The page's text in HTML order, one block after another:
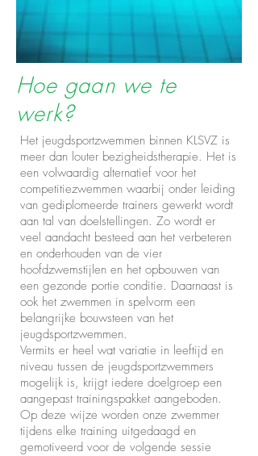
Hoe gaan we te
werk?
Het jeugdsportzwemmen binnen KLSVZ is
meer dan louter bezigheidstherapie. Het is
een volwaardig alternatief voor het
competitiezwemmen waarbij onder leiding
van gediplomeerde trainers gewerkt wordt
aan tal van doelstellingen. Zo wordt er
veel aandacht besteed aan het verbeteren
en onderhouden van de vier
hoofdzwemstijlen en het opbouwen van
een gezonde portie conditie. Daarnaast is
ook het zwemmen in spelvorm een
belangrijke bouwsteen van het
jeugdsportzwemmen.
Vermits er heel wat variatie in leeftijd en
niveau tussen de jeugdsportzwemmers
mogelijk is, krijgt iedere doelgroep een
aangepast trainingspakket aangeboden.
Op deze wijze worden onze zwemmer
tijdens elke training uitgedaagd en
gemotiveerd voor de volgende sessie